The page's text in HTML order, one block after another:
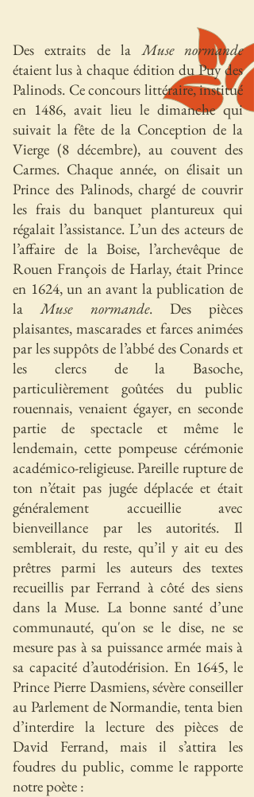
Des extraits de laMuse normande
étaient lus à chaque édition du Puy des
Palinods. Ce concours littéraire, institué
en 1486, avait lieu le dimanche qui
suivait la fête de la Conception de la
Vierge (8 décembre), au couvent des
Carmes. Chaque année, on élisait un
Prince des Palinods, chargé de couvrir
les frais du banquet plantureux qui
régalait l’assistance. L’un des acteurs de
l’affaire de la Boise, l’archevêque de
Rouen François de Harlay, était Prince
en 1624, un an avant la publication de
laMuse normande. Des pièces
plaisantes, mascarades et farces animées
par les suppôts de l’abbé des Conards et
les clercs de la Basoche,
particulièrement goûtées du public
rouennais, venaient égayer, en seconde
partie de spectacle et même le
lendemain, cette pompeuse cérémonie
académico-religieuse. Pareille rupture de
ton n’était pas jugée déplacée et était
généralement accueillie avec
bienveillance par les autorités. Il
semblerait, du reste, qu’il y ait eu des
prêtres parmi les auteurs des textes
recueillis par Ferrand à côté des siens
dans la Muse. La bonne santé d’une
communauté, qu'on se le dise, ne se
mesure pas à sa puissance armée mais à
sa capacité d’autodérision. En 1645, le
Prince Pierre Dasmiens, sévère conseiller
au Parlement de Normandie, tenta bien
d’interdire la lecture des pièces de
David Ferrand, mais il s’attira les
foudres du public, comme le rapporte
notre poète :